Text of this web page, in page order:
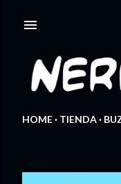
HOME TIENDA